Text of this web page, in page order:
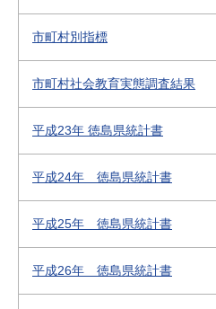
市町村別指標
市町村社会教育実態調査結果
平成23年 徳島県統計書
平成24年 徳島県統計書
平成25年 徳島県統計書
平成26年 徳島県統計書